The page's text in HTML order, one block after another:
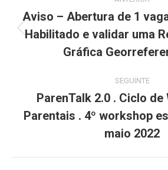
navigation
Previous
post:
Aviso – Abertura de 1
Habilitado e validar uma
Gráfica
SEGUINTE
Next
post:
ParenTalk 2.0 . Ciclo
Parentais . 4º workshop
maio 2022